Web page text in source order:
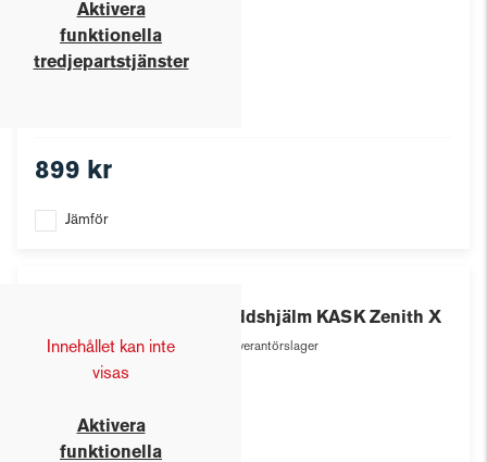
Aktivera
funktionella
tredjepartstjänster
899 kr
Jämför
Innehållet kan inte
visas
Aktivera
funktionella
Skyddshjälm KASK Zenith X
Leverantörslager